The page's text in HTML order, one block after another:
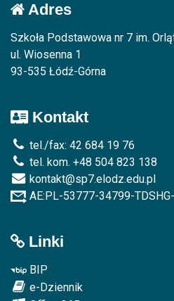
Adres
Szkoła Podstawowa nr 7 im.
ul. Wiosenna 1
93-535 Łódź-Górna
Kontakt
tel./fax: 42 684 19 76
tel. kom. +48 504 823 138
kontakt@sp7.elodz.edu.pl
AE:PL-53777-34799-
Linki
BIP
e-Dziennik